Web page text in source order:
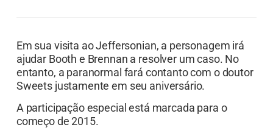
Em sua visita ao Jeffersonian, a personagem irá
ajudar Booth e Brennan a resolver um caso. No
entanto, a paranormal fará contanto com o doutor
Sweets justamente em seu aniversário.
A participação especial está marcada para o
começo de 2015.